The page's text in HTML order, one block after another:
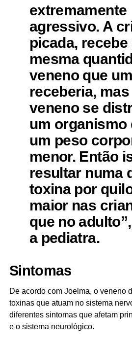
extremamente
agressivo. A
picada, recebe
mesma
veneno que
receberia,
veneno se
um organismo
um peso
menor. Então
resultar numa
toxina por
maior nas
que no
a pediatra.
Sintomas
De acordo com Joelma, o veneno
toxinas que atuam no sistema
diferentes sintomas que afetam
e o sistema neurológico.